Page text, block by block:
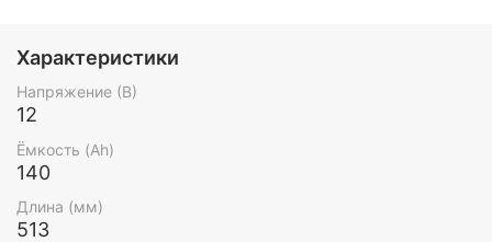
Характеристики
Напряжение (В)
12
Ёмкость (Ah)
140
Длина (мм)
513